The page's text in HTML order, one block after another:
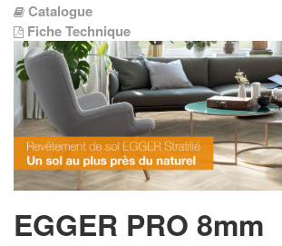
Catalogue
Fiche Technique
EGGER PRO 8mm